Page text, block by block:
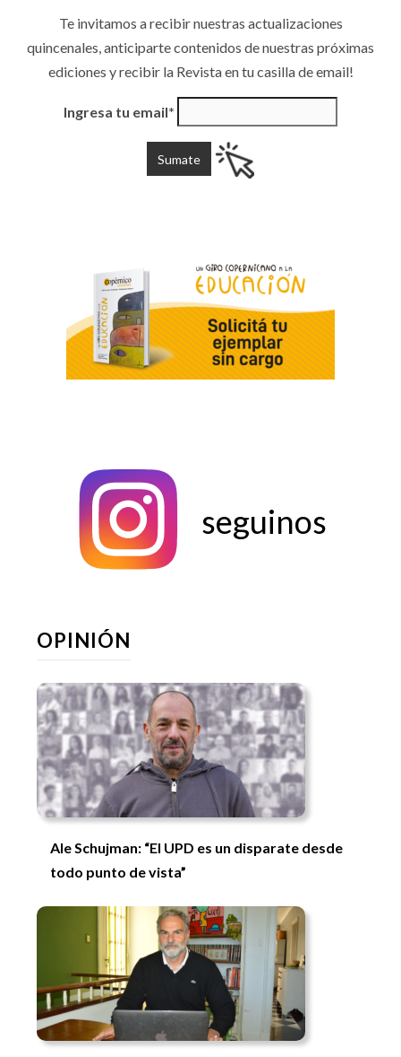
Te invitamos a recibir nuestras actualizaciones
quincenales, anticiparte contenidos de nuestras próximas
ediciones y recibir la Revista en tu casilla de email!
Ingresa tu email*
seguinos
OPINIÓN
Ale Schujman: “El UPD es un disparate desde
todo punto de vista”